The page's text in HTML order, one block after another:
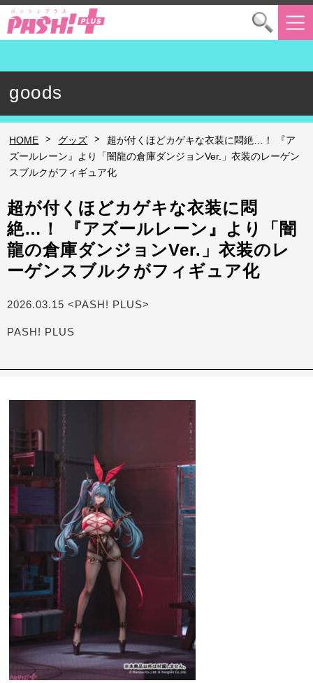
goods
HOME > グッズ >
超が付くほどカゲキな衣装に悶絶…！ 『ア
ズールレーン』より「闇龍の倉庫ダンジョンVer.」衣装のレーゲン
スブルクがフィギュア化
超が付くほどカゲキな衣装に悶
絶…！ 『アズールレーン』より「闇
龍の倉庫ダンジョンVer.」衣装のレ
ーゲンスブルクがフィギュア化
2026.03.15 <PASH! PLUS>
PASH! PLUS